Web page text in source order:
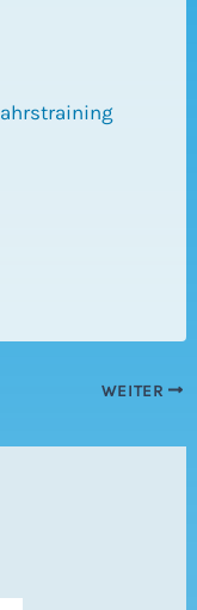
WEITER